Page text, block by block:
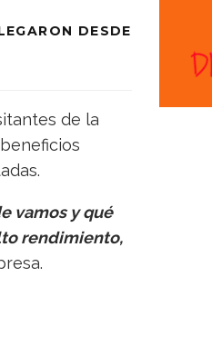
DESDE
de la
vamos y qué
rendimiento,